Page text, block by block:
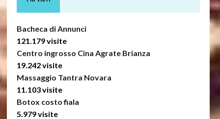
Bacheca di Annunci
121.179 visite
Centro ingrosso Cina Agrate Brianza
19.242 visite
Massaggio Tantra Novara
11.103 visite
Botox costo fiala
5.979 visite